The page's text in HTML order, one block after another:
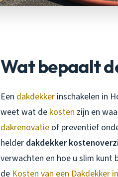
Wat bepaalt
Een dakdekker inschakelen in
weet wat de kosten zijn en
dakrenovatie of preventief
helder dakdekker
verwachten en hoe u slim kunt
de Kosten van een Dakdekker